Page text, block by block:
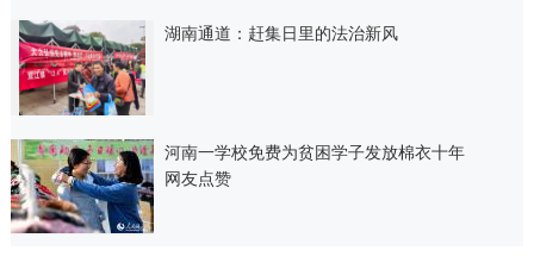
湖南通道：赶集日里的法治新风
河南一学校免费为贫困学子发放棉衣十年
网友点赞